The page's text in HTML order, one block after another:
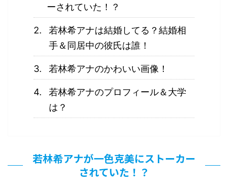
ーされていた！？
若林希アナは結婚してる？結婚相
手＆同居中の彼氏は誰！
若林希アナのかわいい画像！
若林希アナのプロフィール＆大学
は？
若林希アナが一色克美にストーカー
されていた！？